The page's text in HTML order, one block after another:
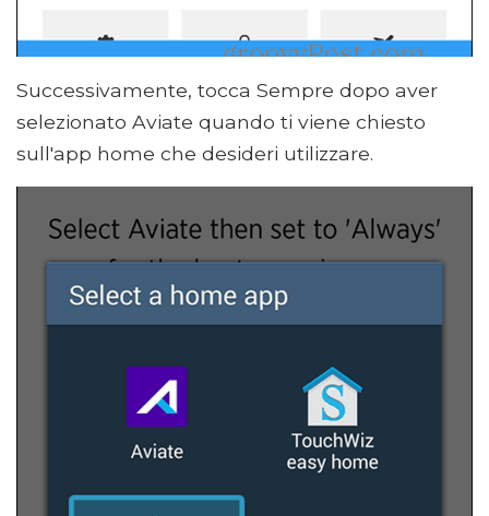
Successivamente, tocca Sempre dopo aver
selezionato Aviate quando ti viene chiesto
sull'app home che desideri utilizzare.